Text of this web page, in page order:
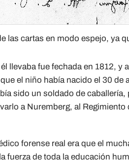
las cartas en modo espejo, ya
llevaba fue fechada en 1812, y
el niño había nacido el 30 de
sido un soldado de
a Nuremberg, al Regimiento
forense real era que el
fuerza de toda la educación